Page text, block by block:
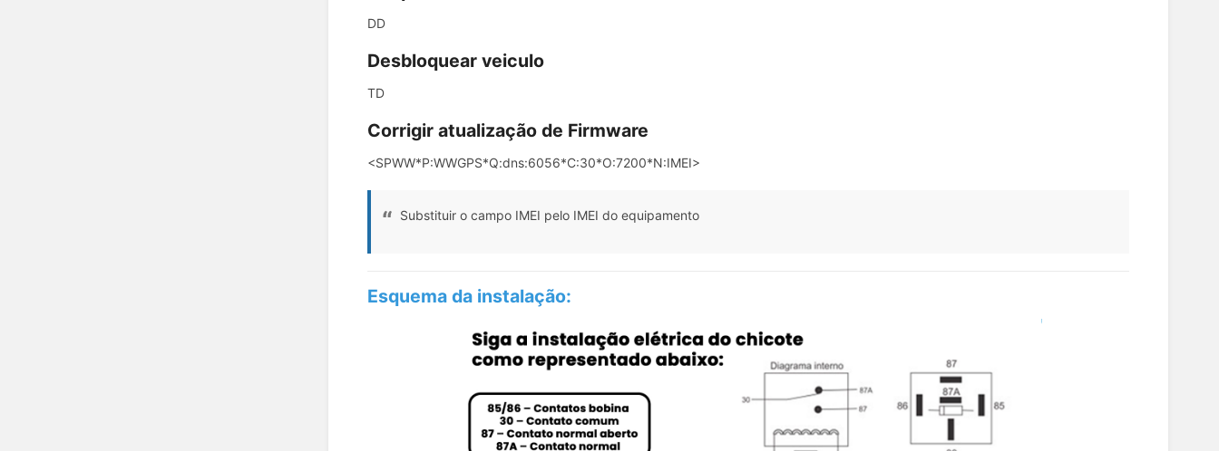
DD
Desbloquear veiculo
TD
Corrigir atualização de Firmware
<SPWW*P:WWGPS*Q:dns:6056*C:30*O:7200*N:IMEI>
Substituir o campo IMEI pelo IMEI do equipamento
Esquema da instalação: